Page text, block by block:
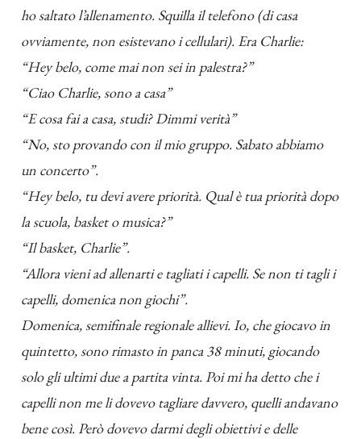
ho saltato l’allenamento. Squilla il telefono (di casa
ovviamente, non esistevano i cellulari). Era Charlie:
“Hey belo, come mai non sei in palestra?”
“Ciao Charlie, sono a casa”
“E cosa fai a casa, studi? Dimmi verità”
“No, sto provando con il mio gruppo. Sabato abbiamo
un concerto”.
“Hey belo, tu devi avere priorità. Qual è tua priorità dopo
la scuola, basket o musica?”
“Il basket, Charlie”.
“Allora vieni ad allenarti e tagliati i capelli. Se non ti tagli i
capelli, domenica non giochi”.
Domenica, semifinale regionale allievi. Io, che giocavo in
quintetto, sono rimasto in panca 38 minuti, giocando
solo gli ultimi due a partita vinta. Poi mi ha detto che i
capelli non me li dovevo tagliare davvero, quelli andavano
bene così. Però dovevo darmi degli obiettivi e delle